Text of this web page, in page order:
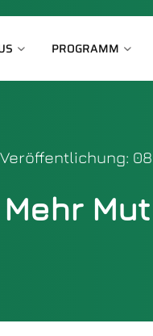
PROGRAMM
Veröffentlichung: